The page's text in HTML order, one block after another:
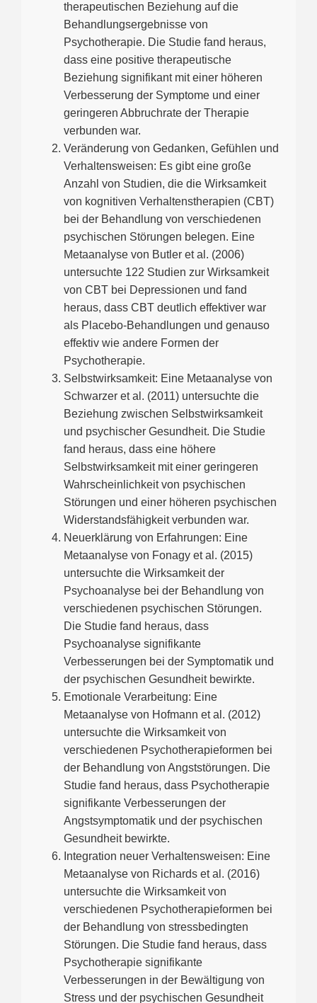
therapeutischen Beziehung auf die
Behandlungsergebnisse von
Psychotherapie. Die Studie fand heraus,
dass eine positive therapeutische
Beziehung signifikant mit einer höheren
Verbesserung der Symptome und einer
geringeren Abbruchrate der Therapie
verbunden war.
Veränderung von Gedanken, Gefühlen und
Verhaltensweisen: Es gibt eine große
Anzahl von Studien, die die Wirksamkeit
von kognitiven Verhaltenstherapien (CBT)
bei der Behandlung von verschiedenen
psychischen Störungen belegen. Eine
Metaanalyse von Butler et al. (2006)
untersuchte 122 Studien zur Wirksamkeit
von CBT bei Depressionen und fand
heraus, dass CBT deutlich effektiver war
als Placebo-Behandlungen und genauso
effektiv wie andere Formen der
Psychotherapie.
Selbstwirksamkeit: Eine Metaanalyse von
Schwarzer et al. (2011) untersuchte die
Beziehung zwischen Selbstwirksamkeit
und psychischer Gesundheit. Die Studie
fand heraus, dass eine höhere
Selbstwirksamkeit mit einer geringeren
Wahrscheinlichkeit von psychischen
Störungen und einer höheren psychischen
Widerstandsfähigkeit verbunden war.
Neuerklärung von Erfahrungen: Eine
Metaanalyse von Fonagy et al. (2015)
untersuchte die Wirksamkeit der
Psychoanalyse bei der Behandlung von
verschiedenen psychischen Störungen.
Die Studie fand heraus, dass
Psychoanalyse signifikante
Verbesserungen bei der Symptomatik und
der psychischen Gesundheit bewirkte.
Emotionale Verarbeitung: Eine
Metaanalyse von Hofmann et al. (2012)
untersuchte die Wirksamkeit von
verschiedenen Psychotherapieformen bei
der Behandlung von Angststörungen. Die
Studie fand heraus, dass Psychotherapie
signifikante Verbesserungen der
Angstsymptomatik und der psychischen
Gesundheit bewirkte.
Integration neuer Verhaltensweisen: Eine
Metaanalyse von Richards et al. (2016)
untersuchte die Wirksamkeit von
verschiedenen Psychotherapieformen bei
der Behandlung von stressbedingten
Störungen. Die Studie fand heraus, dass
Psychotherapie signifikante
Verbesserungen in der Bewältigung von
Stress und der psychischen Gesundheit